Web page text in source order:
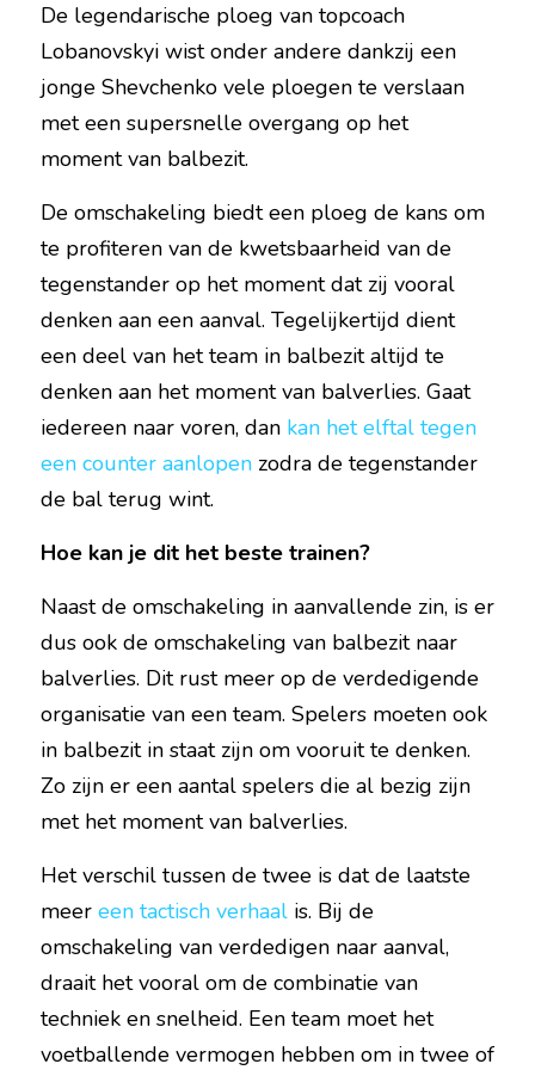
De legendarische ploeg van topcoach
Lobanovskyi wist onder andere dankzij een
jonge Shevchenko vele ploegen te verslaan
met een supersnelle overgang op het
moment van balbezit.
De omschakeling biedt een ploeg de kans om
te profiteren van de kwetsbaarheid van de
tegenstander op het moment dat zij vooral
denken aan een aanval. Tegelijkertijd dient
een deel van het team in balbezit altijd te
denken aan het moment van balverlies. Gaat
iedereen naar voren, dan kan het elftal tegen
een counter aanlopen zodra de tegenstander
de bal terug wint.
Hoe kan je dit het beste trainen?
Naast de omschakeling in aanvallende zin, is er
dus ook de omschakeling van balbezit naar
balverlies. Dit rust meer op de verdedigende
organisatie van een team. Spelers moeten ook
in balbezit in staat zijn om vooruit te denken.
Zo zijn er een aantal spelers die al bezig zijn
met het moment van balverlies.
Het verschil tussen de twee is dat de laatste
meer een tactisch verhaal is. Bij de
omschakeling van verdedigen naar aanval,
draait het vooral om de combinatie van
techniek en snelheid. Een team moet het
voetballende vermogen hebben om in twee of